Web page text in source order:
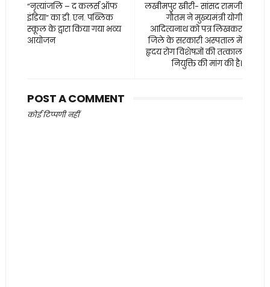
लखीमपुर खीरी- सांसद रामजी
गौतम ने मुख्यमंत्री योगी
आदित्यनाथ को पत्र लिखकर
जिले के सरकारी अस्पताल में
हृदय रोग विशेषज्ञों की तत्काल
नियुक्ति की मांग की है।
“नृत्यांजलि – द कलर्स ऑफ
इंडिया” का डी. एन. पब्लिक
स्कूल के द्वारा किया गया भव्य
आयोजन
POST A COMMENT
कोई टिप्पणी नहीं